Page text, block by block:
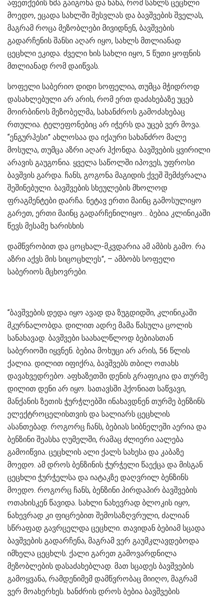
აფეთქების ხმა გაიგონა და ნახა, რომ სახლს ცეცხლი
მოედო, ეცადა სახლში შესვლას და ბავშვების შველას,
მაგრამ როცა მეზობლები მივიდნენ, ბავშვების
გადარჩენის შანსი აღარ იყო, სახლს მთლიანად
ცეცხლი ეკიდა. ძველი ხის სახლი იყო, 5 წუთი ყოფნის
მთლიანად რომ დაიწვას.
სოფელი საბერიო დიდი სოფელია, თუმცა მჭიდროდ
დასახლებული არ არის, რომ ერთ დაძახებაზე უცებ
მოირბინოს მეზობელმა, სახანძროს გამოძახებაც
რთულია. ტელეფონებიც არ იჭერს და უცებ ვერ მოვა.
“ენგურჰესი” ახლოსაა და იქაური სახანძრო მალე
მოსულა, თუმცა აზრი აღარ ჰქონდა. ბავშვების ყვირილი
არავის გაუგონია. ყველა საწოლში იპოვეს, უფროსი
ბავშვის გარდა. ჩანს, გოგონა მაგიდის ქვეშ შემძვრალა
შეშინებული. ბავშვების სხეულების მხოლოდ
ფრაგმენტები დარჩა. ნეტავ ერთი მაინც გამოსულიყო
გარეთ, ერთი მაინც გადარჩენილიყო… ბებია კლინიკაში
წევს მესამე ხარისხის
დამწვრობით და ცოცხალ-მკვდარია ამ ამბის გამო. რა
აზრი აქვს მის სიცოცხლეს”, – ამბობს სოფელი
საბერიოს მცხოვრები.
“ბავშვების დედა იყო ავად და ზუგდიდში, კლინიკაში
მკურნალობდა. დილით ადრე მამა წასულა ცოლის
სანახავად. ბავშვები საახალწლოდ ბებიასთან
საბერიოში იყვნენ. ბებია მოხუცი არ არის, 56 წლის
ქალია. დილით იფიქრა, ბავშვებს თბილ ოთახს
დავახვედრებო. აფხაზეთში დენის გრაფიკია და თურმე
დილით დენი არ იყო. სათავსში ჰქონიათ საწვავი,
მანქანის ზეთის ჭურჭლებში ინახავდნენ თურმე ბენზინს
ელექტროცელისთვის და სალიარს ცეცხლის
ასანთებად. როგორც ჩანს, ბებიას სიბნელეში აერია და
ბენზინი შეასხა ღუმელში, რამაც ძლიერი აალება
გამოიწვია. ცეცხლის ალი ქალს სახესა და კაბაზე
მოედო. ამ დროს ბენზინის ჭურჭელი წაექცა და მისგან
ცეცხლი ჭურჭელსა და იატაკზე დაღვრილ ბენზინს
მოედო. როგორც ჩანს, ბენზინი პირდაპირ ბავშვების
ოთახისკენ წავიდა. სახლი ნახევრად ბლოკის იყო,
ნახევრად კი ფიცრებით შემოსაზღვრული, ძალიან
სწრაფად გავრცელდა ცეცხლი. თავიდან ბებიამ სცადა
ბავშვების გადარჩენა, მაგრამ ვერ გაუმკლავდებოდა
იმხელა ცეცხლს. ქალი გარეთ გამოვარდნილა
მეზობლების დასაძახებლად. მათ სცადეს ბავშვების
გამოყვანა, რამდენიმემ დამწვრობაც მიიღო, მაგრამ
ვერ მოახერხეს. ხანძრის დროს ბებია ბავშვების